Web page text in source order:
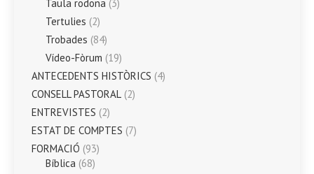
Taula rodona (3)
Tertulies (2)
Trobades (84)
Vídeo-Fòrum (19)
ANTECEDENTS HISTÒRICS (4)
CONSELL PASTORAL (2)
ENTREVISTES (2)
ESTAT DE COMPTES (7)
FORMACIÓ (93)
Bíblica (68)